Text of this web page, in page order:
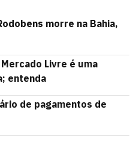
morre na Bahia,
Livre é uma
entenda
de pagamentos de